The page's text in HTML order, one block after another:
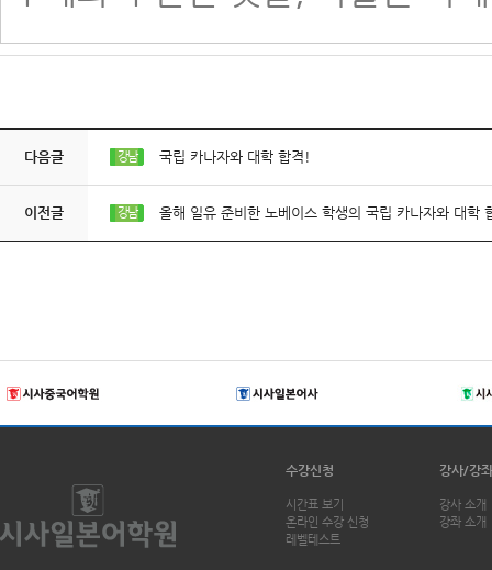
다음글 강남 국립 카나자와 대학 합격!
이전글 강남 올해 일유 준비한 노베이스 학생의 국립 카나자와 대학
수강신청
시간표 보기
온라인 수강 신청
레벨테스트
강사/강좌
강사 소개
강좌 소개